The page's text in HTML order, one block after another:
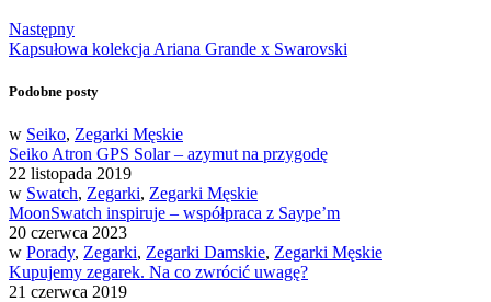
Następny
Kapsułowa kolekcja Ariana Grande x Swarovski
Podobne posty
w Seiko, Zegarki Męskie
Seiko Atron GPS Solar – azymut na przygodę
22 listopada 2019
w Swatch, Zegarki, Zegarki Męskie
MoonSwatch inspiruje – współpraca z Saype’m
20 czerwca 2023
w Porady, Zegarki, Zegarki Damskie, Zegarki Męskie
Kupujemy zegarek. Na co zwrócić uwagę?
21 czerwca 2019